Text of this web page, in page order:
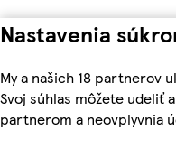
Nastavenia
My a našich 18 partnerov
Svoj súhlas môžete udeliť
partnerom a neovplyvnia